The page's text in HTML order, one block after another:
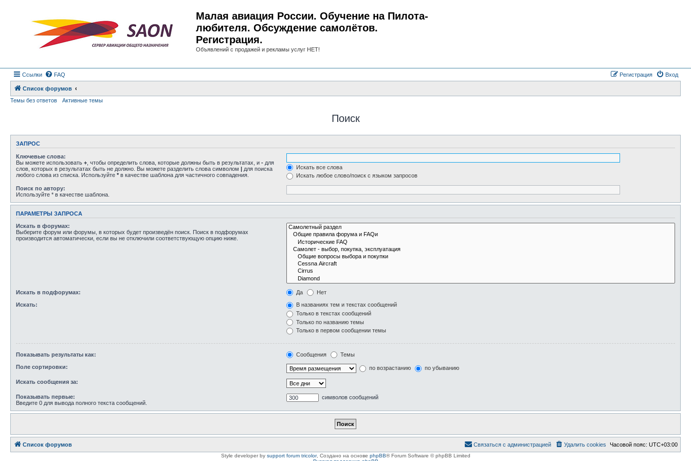
Малая авиация России. Обучение на Пилота-
любителя. Обсуждение самолётов.
Регистрация.
Объявлений с продажей и рекламы услуг НЕТ!
Ссылки FAQ Вход
Регистрация
Список форумов
Темы без ответов
Активные темы
Поиск
ЗАПРОС
Ключевые слова:
Вы можете использовать + , чтобы определить слова, которые должны быть в результатах, и - для
слов, которых в результатах быть не должно. Вы можете разделить слова символом | для поиска
любого слова из списка. Используйте * в качестве шаблона для частичного совпадения.
Искать все слова
Искать любое слово/поиск с языком запросов
Поиск по автору:
Используйте * в качестве шаблона.
ПАРАМЕТРЫ ЗАПРОСА
Искать в форумах:
Выберите форум или форумы, в которых будет произведён поиск. Поиск в подфорумах
производится автоматически, если вы не отключили соответствующую опцию ниже.
Искать в подфорумах: Да Нет
Искать:
В названиях тем и текстах сообщений
Только в текстах сообщений
Только по названию темы
Только в первом сообщении темы
Показывать результаты как: Сообщения Темы
Поле сортировки: по возрастанию по убыванию
Искать сообщения за:
Показывать первые:
Введите 0 для вывода полного текста сообщений.
символов сообщений
Список форумов Часовой пояс: UTC+03:00
Удалить cookies
Связаться с администрацией
Style developer by support forum tricolor, Создано на основе phpBB® Forum Software © phpBB Limited